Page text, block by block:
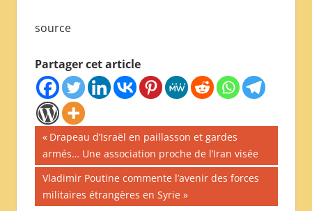
source
Partager cet article
Navigation
de
l’article
Publication
précédente :
Drapeau d’Israël en paillasson et gardes
armés… Une association proche de l’Iran visée
Publication
suivante :
Vladimir Poutine commente l’avenir des forces
militaires étrangères en Syrie